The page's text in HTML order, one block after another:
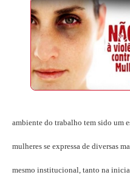
ambiente do trabalho tem sido um
mulheres se expressa de diversas
mesmo institucional, tanto na